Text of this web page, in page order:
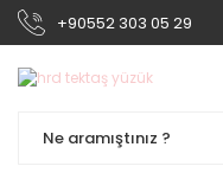
+90552 303 05 29